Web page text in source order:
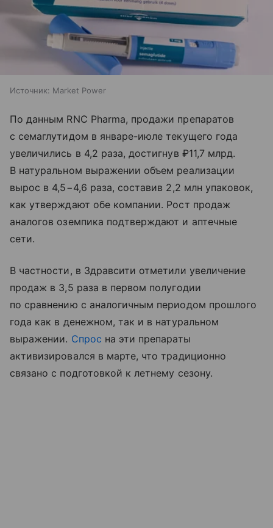
Источник: Market Power
По данным RNC Pharma, продажи препаратов
с семаглутидом в январе-июле текущего года
увеличились в 4,2 раза, достигнув ₽11,7 млрд.
В натуральном выражении объем реализации
вырос в 4,5−4,6 раза, составив 2,2 млн упаковок,
как утверждают обе компании. Рост продаж
аналогов оземпика подтверждают и аптечные
сети.
В частности, в Здравсити отметили увеличение
продаж в 3,5 раза в первом полугодии
по сравнению с аналогичным периодом прошлого
года как в денежном, так и в натуральном
выражении. Спрос на эти препараты
активизировался в марте, что традиционно
связано с подготовкой к летнему сезону.